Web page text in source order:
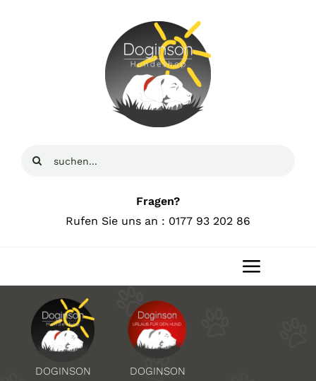
Suche
Fragen?
Rufen Sie uns an : 0177 93 202 86
Toggle
Home
Über Uns
DOGINSON
DOGINSON